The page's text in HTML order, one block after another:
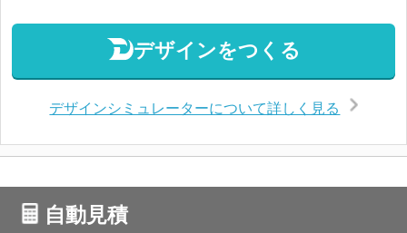
デザインをつくる
デザインシミュレーターについて詳しく見る
自動見積